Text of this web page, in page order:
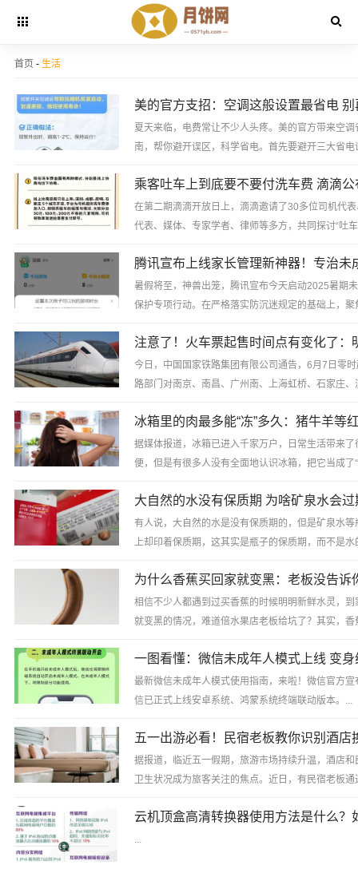
首页 - 生活
夏天来临，电费常让不少人头疼。美的官方带来空调
南，帮你避开误区，科学省电。首先要避开三大省电
在第二期滴滴开放日上，滴滴邀请了30多位司机代
代表、媒体、专家学者、律师等多方，共同探讨“吐
暑假将至，神兽出笼，腾讯宣布今天启动2025暑期
保护专项行动。在严格落实防沉迷规定的基础上，聚
今日，中国国家铁路集团有限公司通告，6月7日零
路部门对南京、南昌、广州南、上海虹桥、石家庄、
票...
据媒体报道，冰箱已进入千家万户，日常生活带来了
便，但是有很多人没有全面地认识冰箱，把它当成了
式...
有人说，大自然的水是没有保质期的，但是矿泉水等
上却印着保质期，这其实是瓶子的保质期，而不是水
相信不少人都遇到过买香蕉的时候明明新鲜水灵，到
就变黑的情况，难道倍水果店老板给坑了？其实，香
最新微信未成年人模式使用指南，来啦！微信官方宣
信已正式上线安卓系统、鸿蒙系统终端联动版本。...
据报道，临近五一假期，旅游市场持续升温，酒店和
卫生状况成为旅客关注的焦点。近日，有民宿老板通
显的...
...